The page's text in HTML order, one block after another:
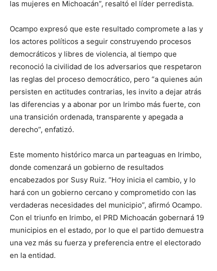
las mujeres en Michoacán”, resaltó el líder perredista.
Ocampo expresó que este resultado compromete a las y
los actores políticos a seguir construyendo procesos
democráticos y libres de violencia, al tiempo que
reconoció la civilidad de los adversarios que respetaron
las reglas del proceso democrático, pero “a quienes aún
persisten en actitudes contrarias, les invito a dejar atrás
las diferencias y a abonar por un Irimbo más fuerte, con
una transición ordenada, transparente y apegada a
derecho”, enfatizó.
Este momento histórico marca un parteaguas en Irimbo,
donde comenzará un gobierno de resultados
encabezados por Susy Ruiz. “Hoy inicia el cambio, y lo
hará con un gobierno cercano y comprometido con las
verdaderas necesidades del municipio”, afirmó Ocampo.
Con el triunfo en Irimbo, el PRD Michoacán gobernará 19
municipios en el estado, por lo que el partido demuestra
una vez más su fuerza y preferencia entre el electorado
en la entidad.